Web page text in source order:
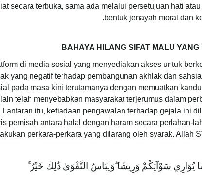
secara terbuka, sama ada melalui persetujuan hati
bentuk jenayah moral dan
BAHAYA HILANG SIFAT MALU
di media sosial yang menyediakan akses untuk
yang negatif terhadap pembangunan akhlak dan
pada masa kini terutamanya dengan memuatkan
telah menyebabkan masyarakat terjerumus dalam
itu, ketiadaan pengawalan terhadap gejala ini
pemisah antara halal dengan haram secara perlahan-
perkara-perkara yang dilarang oleh syarak. Allah
يُوَارِي سَوْآتِكُمْ وَرِيشًا ۖوَلِبَاسُ التَّقْوَىٰ ذَٰلِكَ خَيْرٌ